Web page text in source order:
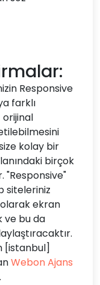
Responsive
farklı
kolay bir
birçok
"Responsive"
siteleriniz
ekran
ve bu da
[istanbul]
Webon Ajans